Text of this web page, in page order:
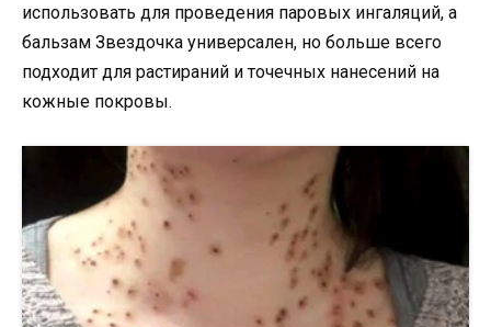
использовать для проведения паровых ингаляций, а
бальзам Звездочка универсален, но больше всего
подходит для растираний и точечных нанесений на
кожные покровы.